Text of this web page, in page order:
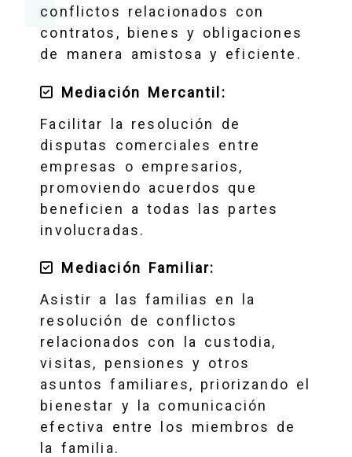
conflictos relacionados con
contratos, bienes y obligaciones
de manera amistosa y eficiente.
Mediación Mercantil:
Facilitar la resolución de
disputas comerciales entre
empresas o empresarios,
promoviendo acuerdos que
beneficien a todas las partes
involucradas.
Mediación Familiar:
Asistir a las familias en la
resolución de conflictos
relacionados con la custodia,
visitas, pensiones y otros
asuntos familiares, priorizando el
bienestar y la comunicación
efectiva entre los miembros de
la familia.